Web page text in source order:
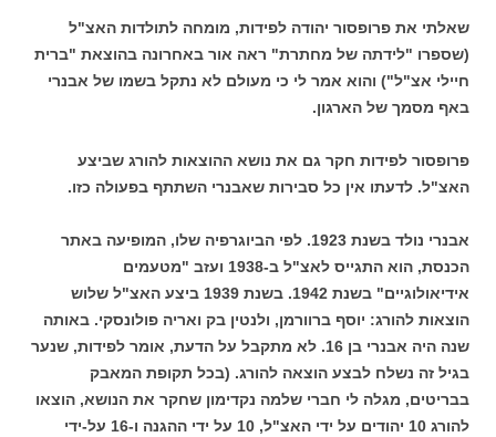
שאלתי את פרופסור יהודה לפידות, מומחה לתולדות האצ"ל
(שספרו "לידתה של מחתרת" ראה אור באחרונה בהוצאת "ברית
חיילי אצ"ל") והוא אמר לי כי מעולם לא נתקל בשמו של אבנרי
באף מסמך של הארגון.
פרופסור לפידות חקר גם את נושא ההוצאות להורג שביצע
האצ"ל. לדעתו אין כל סבירות שאבנרי השתתף בפעולה כזו.
אבנרי נולד בשנת 1923. לפי הביוגרפיה שלו, המופיעה באתר
הכנסת, הוא התגייס לאצ"ל ב-1938 ועזב "מטעמים
אידיאולוגיים" בשנת 1942. בשנת 1939 ביצע האצ"ל שלוש
הוצאות להורג: יוסף ברוורמן, ולנטין בק ואריה פולונסקי. באותה
שנה היה אבנרי בן 16. לא מתקבל על הדעת, אומר לפידות, שנער
בגיל זה נשלח לבצע הוצאה להורג. (בכל תקופת המאבק
בבריטים, מגלה לי חברי שלמה נקדימון שחקר את הנושא, הוצאו
להורג 10 יהודים על ידי האצ"ל, 10 על ידי ההגנה ו-16 על-ידי